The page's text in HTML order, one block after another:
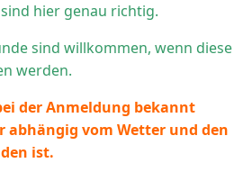
hier genau richtig.
sind willkommen, wenn diese
werden.
der Anmeldung bekannt
abhängig vom Wetter und den
ist.